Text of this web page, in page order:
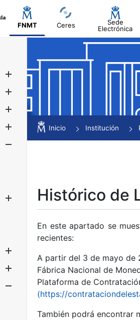
FNMT Ceres
Sede
Electrónica
Mostrar/Ocultar
Mostrar/Ocultar
Mostrar/Ocultar
Mostrar/Ocultar
Mostrar/Ocultar
Inicio Institución
Histórico de
En este apartado se
recientes:
A partir del 3 de mayo de
Fábrica Nacional de
Plataforma de
(https://
También podrá encontrar